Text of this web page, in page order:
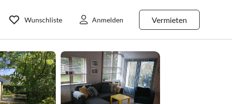
Vermieten
Wunschliste Anmelden